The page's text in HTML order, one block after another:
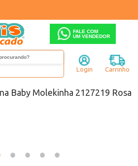
FALE COM
UM VENDEDOR
Login Carrinho
Bota
Baby Molekinha 2127219 Rosa